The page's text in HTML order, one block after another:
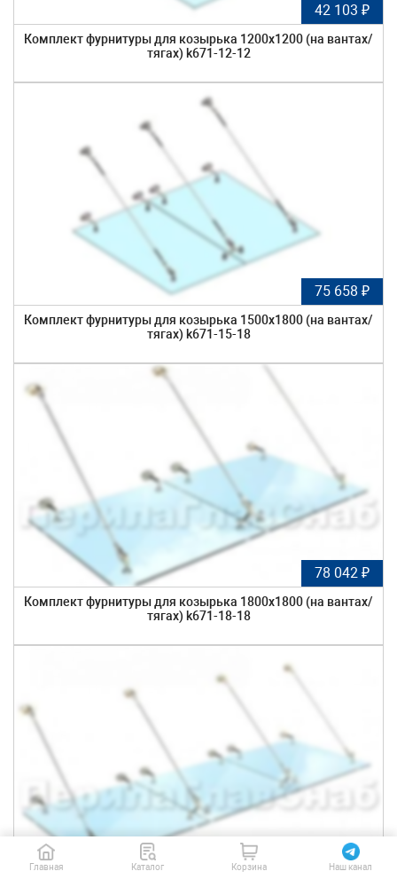
42 103 ₽
Комплект фурнитуры для козырька 1200х1200 (на вантах/
тягах) k671-12-12
75 658 ₽
Комплект фурнитуры для козырька 1500х1800 (на вантах/
тягах) k671-15-18
78 042 ₽
Комплект фурнитуры для козырька 1800х1800 (на вантах/
тягах) k671-18-18
105 778 ₽
Главная Каталог Корзина Наш канал